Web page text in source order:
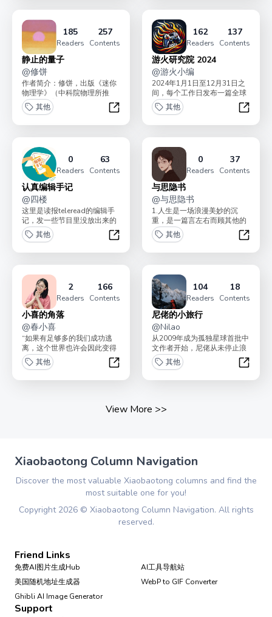
185
Readers
257
Contents
静止的量子
@修饼
作者简介：修饼，出版《迷你
物理学》（中科院物理所推
荐）、科普视频博主（抖音/视
频号：修饼）、AI 短...
其他
静止的量子
162
Readers
137
Contents
游火研究院 2024
@游火小编
2024年1月1日至12月31日之
间，每个工作日发布一篇全球
游戏行业新闻摘要。同时不定
期发布会员加餐...
其他
游火
0
Readers
63
Contents
认真编辑手记
@四楼
这里是读报teleread的编辑手
记，发一些节目里没放出来的
内容，和主播没出现过的样
子。 我们的播...
其他
认真编辑手记
0
Readers
37
Contents
与思隐书
@与思隐书
1.人生是一场浪漫美妙的沉
重，是一篇言左右而顾其他的
散文。2.除了诗与人生，这里
还可以谈一些有用的、...
其他
与思隐
2
Readers
166
Contents
小喜的角落
@春小喜
“如果有足够多的我们成功逃
离，这个世界也许会因此变得
更好一些” 角落是我对逃离的
尝试。 欢迎你暂...
其他
小喜的角落
104
Readers
18
Contents
尼佬的小旅行
@Nilao
从2009年成为孤独星球首批中
文作者开始，尼佬从未停止浪
游，即使是在抗疫三年。他不
敢声称这是什么大旅...
其他
尼佬
View More >>
Xiaobaotong Column Navigation
Discover the most valuable Xiaobaotong columns and find the
most suitable one for you!
Copyright 2026© Xiaobaotong Column Navigation. All rights
reserved.
Friend Links
免费AI图片生成Hub
AI工具导航站
美国随机地址生成器
WebP to GIF Converter
Ghibli AI Image Generator
Support